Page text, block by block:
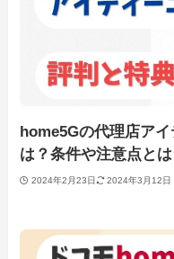
home5Gの代理店ア
は？条件や注意点とは
2024年2月23日 2024年3月12日